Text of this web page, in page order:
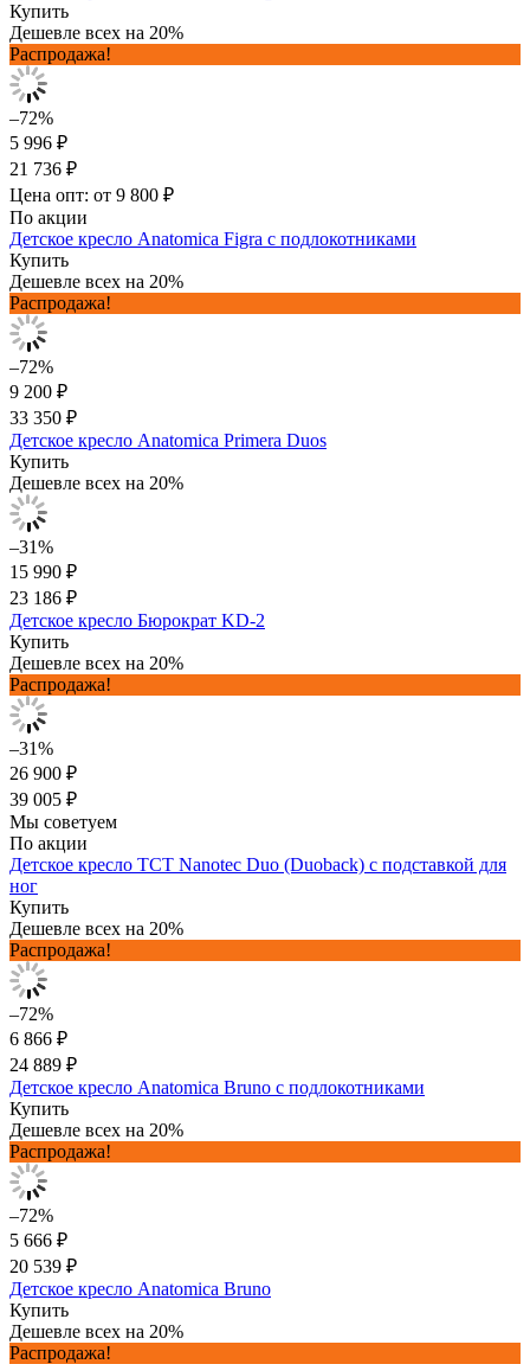
Купить
Дешевле всех на 20%
Распродажа!
–72%
5 996 ₽
21 736 ₽
Цена опт: от 9 800 ₽
По акции
Детское кресло Anatomica Figra с подлокотниками
Купить
Дешевле всех на 20%
Распродажа!
–72%
9 200 ₽
33 350 ₽
Детское кресло Anatomica Primera Duos
Купить
Дешевле всех на 20%
–31%
15 990 ₽
23 186 ₽
Детское кресло Бюрократ KD-2
Купить
Дешевле всех на 20%
Распродажа!
–31%
26 900 ₽
39 005 ₽
Мы советуем
По акции
Детское кресло TCT Nanotec Duo (Duoback) с подставкой для
ног
Купить
Дешевле всех на 20%
Распродажа!
–72%
6 866 ₽
24 889 ₽
Детское кресло Anatomica Bruno с подлокотниками
Купить
Дешевле всех на 20%
Распродажа!
–72%
5 666 ₽
20 539 ₽
Детское кресло Anatomica Bruno
Купить
Дешевле всех на 20%
Распродажа!